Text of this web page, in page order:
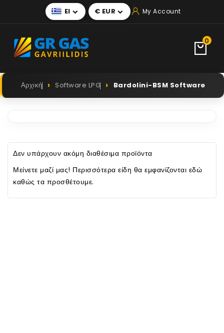
El  € EUR  My Account
0
Αρχική Software LPG Bardolini-BSM Software
Δεν υπάρχουν ακόμη διαθέσιμα προϊόντα
Μείνετε μαζί μας! Περισσότερα είδη θα εμφανίζονται εδώ
καθώς τα προσθέτουμε.